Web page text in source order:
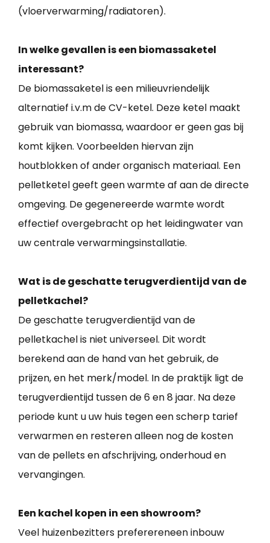
(vloerverwarming/radiatoren).
In welke gevallen is een biomassaketel
interessant?
De biomassaketel is een milieuvriendelijk
alternatief i.v.m de CV-ketel. Deze ketel maakt
gebruik van biomassa, waardoor er geen gas bij
komt kijken. Voorbeelden hiervan zijn
houtblokken of ander organisch materiaal. Een
pelletketel geeft geen warmte af aan de directe
omgeving. De gegenereerde warmte wordt
effectief overgebracht op het leidingwater van
uw centrale verwarmingsinstallatie.
Wat is de geschatte terugverdientijd van de
pelletkachel?
De geschatte terugverdientijd van de
pelletkachel is niet universeel. Dit wordt
berekend aan de hand van het gebruik, de
prijzen, en het merk/model. In de praktijk ligt de
terugverdientijd tussen de 6 en 8 jaar. Na deze
periode kunt u uw huis tegen een scherp tarief
verwarmen en resteren alleen nog de kosten
van de pellets en afschrijving, onderhoud en
vervangingen.
Een kachel kopen in een showroom?
Veel huizenbezitters preferereneen inbouw